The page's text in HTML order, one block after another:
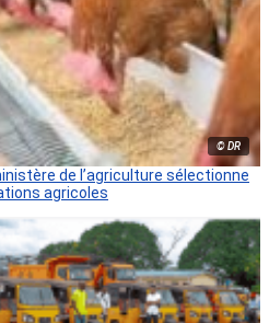
© DR
de l’agriculture sélectionne
agricoles